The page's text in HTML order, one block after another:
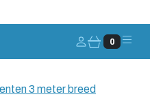
Account 0
3 meter breed